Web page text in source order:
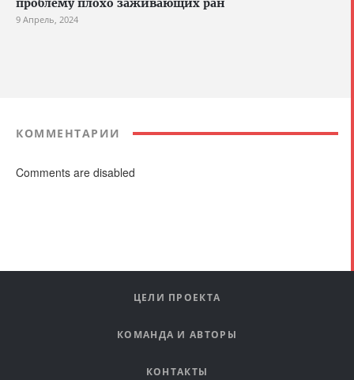
проблему плохо заживающих ран
9 Апрель, 2024
КОММЕНТАРИИ
Comments are disabled
ЦЕЛИ ПРОЕКТА
КОМАНДА И АВТОРЫ
КОНТАКТЫ